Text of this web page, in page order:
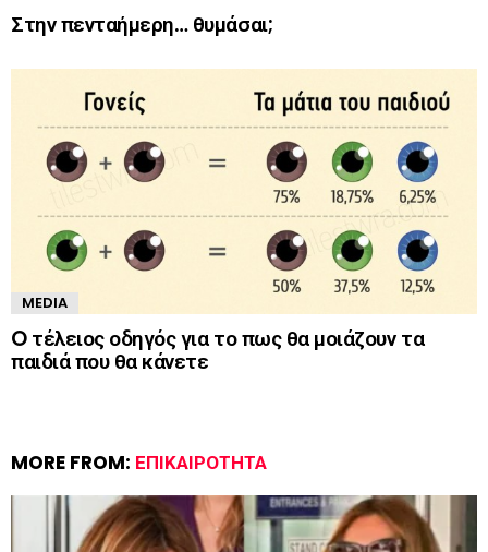
Στην πενταήμερη… θυμάσαι;
MEDIA
O τέλειος οδηγός για το πως θα μοιάζουν τα
παιδιά που θα κάνετε
MORE FROM: ΕΠΙΚΑΙΡΌΤΗΤΑ